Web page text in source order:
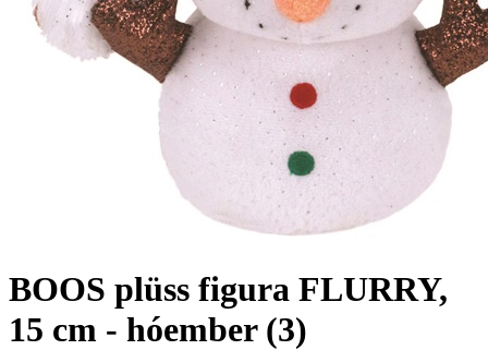
BOOS plüss figura FLURRY,
15 cm - hóember (3)